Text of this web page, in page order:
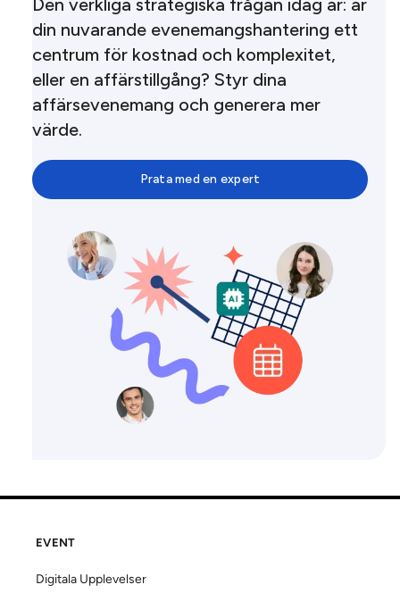
Den verkliga strategiska frågan idag är: är
din nuvarande evenemangshantering ett
centrum för kostnad och komplexitet,
eller en affärstillgång? Styr dina
affärsevenemang och generera mer
värde.
Prata med en expert
EVENT
Digitala Upplevelser